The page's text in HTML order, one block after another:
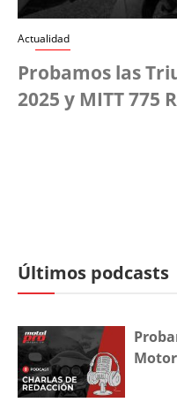
Actualidad
Probamos las
2025 y MITT 775
Últimos podcasts